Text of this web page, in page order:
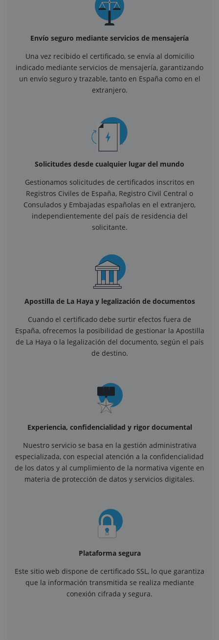
Envío seguro mediante servicios de mensajería
Una vez recibido el certificado, se envía al domicilio
indicado mediante servicios de mensajería, garantizando
un envío seguro y trazable, tanto en España como en el
extranjero.
Solicitudes desde cualquier lugar del mundo
Gestionamos solicitudes de certificados inscritos en
Registros Civiles de España, Registro Civil Central o
Consulados y Embajadas españolas en el extranjero,
independientemente del país de residencia del
solicitante.
Apostilla de La Haya y legalización de documentos
Cuando el certificado debe surtir efectos fuera de
España, ofrecemos la posibilidad de gestionar la Apostilla
de La Haya o la legalización del documento, según el país
de destino.
Experiencia, confidencialidad y rigor documental
Nuestro servicio se basa en la gestión administrativa
especializada, con especial atención a la confidencialidad
de los datos y al cumplimiento de la normativa vigente en
materia de protección de datos y servicios digitales.
Plataforma segura
Este sitio web dispone de certificado SSL, lo que garantiza
que la información transmitida se realiza mediante
conexión cifrada y segura.